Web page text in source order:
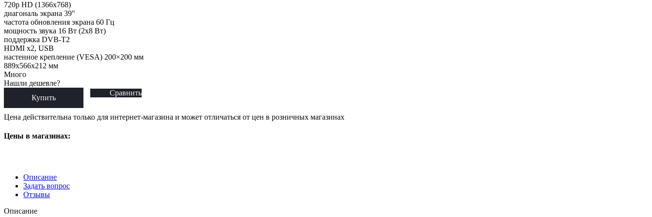
720p HD (1366x768)
диагональ экрана 39"
частота обновления экрана 60 Гц
мощность звука 16 Вт (2х8 Вт)
поддержка DVB-T2
HDMI x2, USB
настенное крепление (VESA) 200×200 мм
889x566x212 мм
Много
Нашли дешевле?
Купить
Сравнить
Цена действительна только для интернет-магазина и может отличаться от цен в розничных магазинах
Цены в магазинах:
Описание
Задать вопрос
Отзывы
Описание